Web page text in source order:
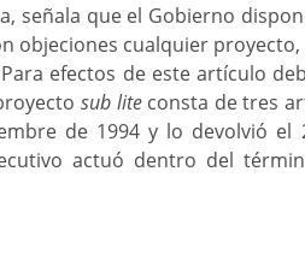
señala que el Gobierno
objeciones cualquier
efectos de este artículo
sub lite consta de tres
de 1994 y lo devolvió el
actuó dentro del